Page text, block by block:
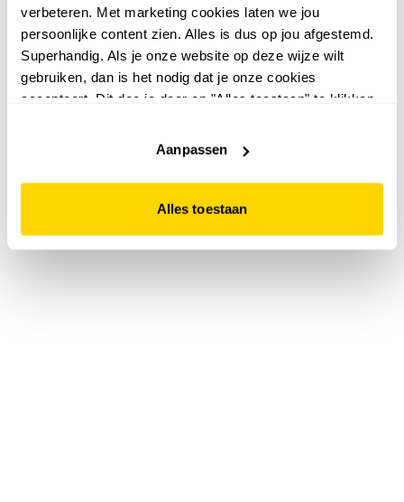
verbeteren. Met marketing cookies laten we jou
persoonlijke content zien. Alles is dus op jou afgestemd.
Superhandig. Als je onze website op deze wijze wilt
gebruiken, dan is het nodig dat je onze cookies
accepteert. Dit doe je door op "Alles toestaan" te klikken.
website niet optimaal functioneert.
Aanpassen
Alles toestaan